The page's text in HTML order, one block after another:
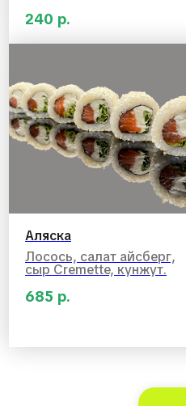
240 р.
Аляска
Лосось, салат айсберг,
сыр Сremette, кунжут.
685 р.